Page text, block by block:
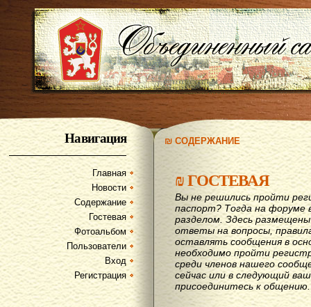
Навигация
Главная
Новости
Содержание
Гостевая
Фотоальбом
Пользователи
Вход
Регистрация
₪ СОДЕРЖАНИЕ
₪ГОСТЕВАЯ
Вы не решились пройти
паспорт? Тогда на форуме
разделом. Здесь
ответы на вопросы,
оставлять сообщения в
необходимо пройти
среди членов нашего
сейчас или в следующий
присоединитесь к общению.